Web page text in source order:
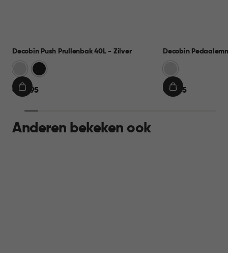
Decobin Push Prullenbak 40L - Zilver
Zwart
€€ 44,95
IN
Decobin
€€ 19,95
IN
Anderen bekeken ook